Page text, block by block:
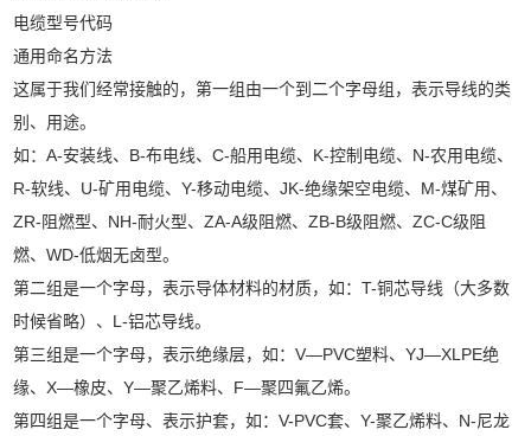
电缆型号代码
通用命名方法
这属于我们经常接触的，第一组由一个到二个字母组，表示导线的类
别、用途。
如：A-安装线、B-布电线、C-船用电缆、K-控制电缆、N-农用电缆、
R-软线、U-矿用电缆、Y-移动电缆、JK-绝缘架空电缆、M-煤矿用、
ZR-阻燃型、NH-耐火型、ZA-A级阻燃、ZB-B级阻燃、ZC-C级阻
燃、WD-低烟无卤型。
第二组是一个字母，表示导体材料的材质，如：T-铜芯导线（大多数
时候省略）、L-铝芯导线。
第三组是一个字母，表示绝缘层，如：V—PVC塑料、YJ—XLPE绝
缘、X—橡皮、Y—聚乙烯料、F—聚四氟乙烯。
第四组是一个字母、表示护套，如：V-PVC套、Y-聚乙烯料、N-尼龙